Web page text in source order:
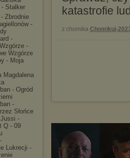
Stalker
Zbrodnie
-
-
-
Wzgórze
- Moja
Magdalena
- Ogród
-
Słońce
-
Q - 09
Lukrecji -
katastrofie
z chomika Chomikuj-